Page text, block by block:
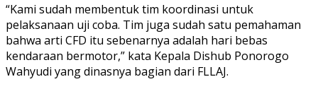
“Kami sudah membentuk tim koordinasi untuk
pelaksanaan uji coba. Tim juga sudah satu pemahaman
bahwa arti CFD itu sebenarnya adalah hari bebas
kendaraan bermotor,” kata Kepala Dishub Ponorogo
Wahyudi yang dinasnya bagian dari FLLAJ.